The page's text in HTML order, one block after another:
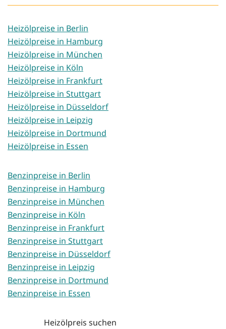
Heizölpreise in Berlin
Heizölpreise in Hamburg
Heizölpreise in München
Heizölpreise in Köln
Heizölpreise in Frankfurt
Heizölpreise in Stuttgart
Heizölpreise in Düsseldorf
Heizölpreise in Leipzig
Heizölpreise in Dortmund
Heizölpreise in Essen
Benzinpreise in Berlin
Benzinpreise in Hamburg
Benzinpreise in München
Benzinpreise in Köln
Benzinpreise in Frankfurt
Benzinpreise in Stuttgart
Benzinpreise in Düsseldorf
Benzinpreise in Leipzig
Benzinpreise in Dortmund
Benzinpreise in Essen
Heizölpreis suchen